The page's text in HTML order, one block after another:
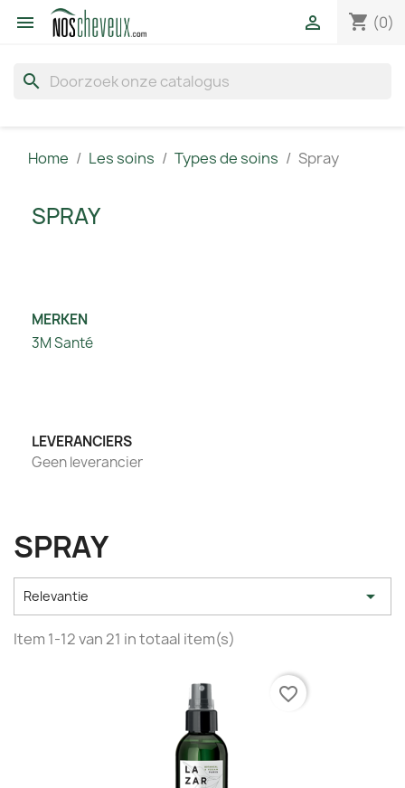
 shopping_cart (0)

search
Home Les soins Types de soins Spray
SPRAY
MERKEN
3M Santé
LEVERANCIERS
Geen leverancier
SPRAY
Relevantie 
Item 1-12 van 21 in totaal item(s)
favorite_border